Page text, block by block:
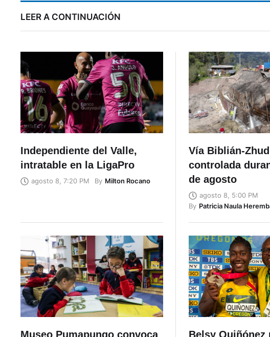
LEER A CONTINUACIÓN
Independiente del Valle,
intratable en la LigaPro
agosto 8, 7:20 PM By Milton Rocano
Vía Biblián-
controlada
de agosto
agosto 8, 5:00 PM
By Patricia Naula
Museo Pumapungo convoca Belsy Quiñónez